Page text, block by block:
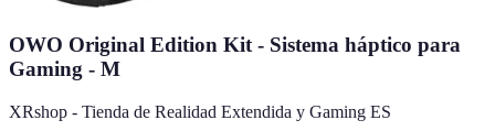
OWO Original Edition Kit - Sistema háptico para
Gaming - M
XRshop - Tienda de Realidad Extendida y Gaming ES